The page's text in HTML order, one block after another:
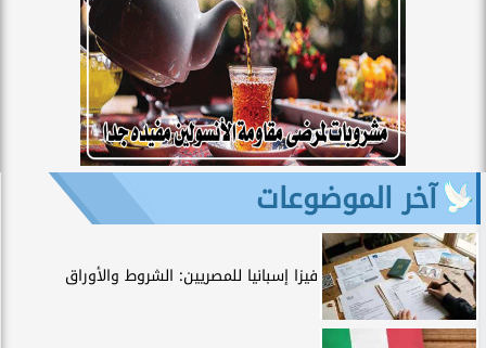
آخر الموضوعات
فيزا إسبانيا للمصريين: الشروط والأوراق